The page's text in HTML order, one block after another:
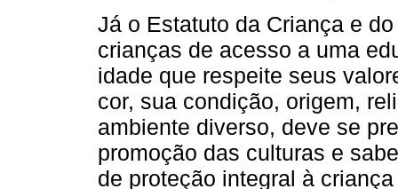
Já o Estatuto da Criança e
crianças de acesso a uma
idade que respeite seus
cor, sua condição, origem,
ambiente diverso, deve se
promoção das culturas e
de proteção integral à